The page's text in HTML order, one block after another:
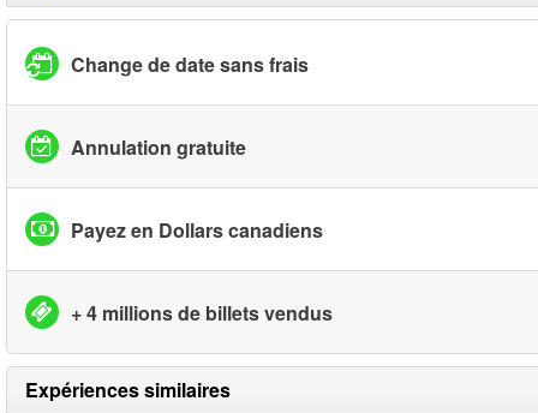
Change de date sans frais
Annulation gratuite
Payez en Dollars canadiens
+ 4 millions de billets vendus
Expériences similaires